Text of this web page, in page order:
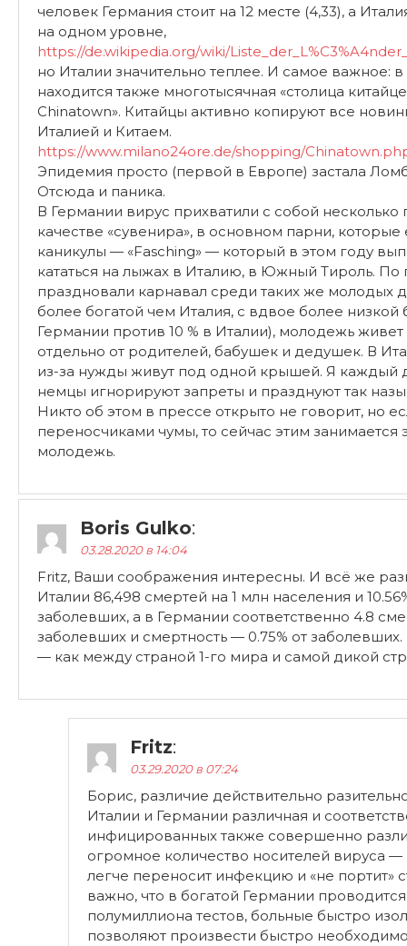
человек Германия стоит на 12 месте (4,33), а
на одном уровне,
https://de.wikipedia.org/wiki/
но Италии значительно теплее. И самое важное:
находится также многотысячная «столица
Chinatown». Китайцы активно копируют все
Италией и Китаем.
https://www.milano24ore.de/shopping/
Эпидемия просто (первой в Европе) застала
Отсюда и паника.
В Германии вирус прихватили с собой
качестве «сувенира», в основном парни,
каникулы — «Fasching» — который в этом году
кататься на лыжах в Италию, в Южный Тироль. По
праздновали карнавал среди таких же молодых
более богатой чем Италия, с вдвое более низкой
Германии против 10 % в Италии), молодежь
отдельно от родителей, бабушек и дедушек. В
из-за нужды живут под одной крышей. Я каждый
немцы игнорируют запреты и празднуют так
Никто об этом в прессе открыто не говорит, но
переносчиками чумы, то сейчас этим занимается
молодежь.
Boris Gulko:
03.28.2020 в 14:04
Fritz, Ваши соображения интересны. И всё же
Италии 86,498 смертей на 1 млн населения и
заболевших, а в Германии соответственно 4.8
заболевших и смертность — 0.75% от
— как между страной 1-го мира и самой дикой
Fritz:
03.29.2020 в 07:24
Борис, различие действительно
Италии и Германии различная и
инфицированных также совершенно
огромное количество носителей вируса
легче переносит инфекцию и «не портит»
важно, что в богатой Германии
полумиллиона тестов, больные быстро
позволяют произвести быстро